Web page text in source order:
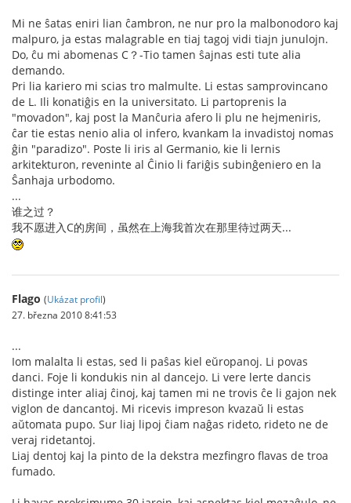
Mi ne ŝatas eniri lian ĉambron, ne nur pro la malbonodoro kaj
malpuro, ja estas malagrable en tiaj tagoj vidi tiajn junulojn.
Do, ĉu mi abomenas C？-Tio tamen ŝajnas esti tute alia
demando.
Pri lia kariero mi scias tro malmulte. Li estas samprovincano
de L. Ili konatiĝis en la universitato. Li partoprenis la
"movadon", kaj post la Manĉuria afero li plu ne hejmeniris,
ĉar tie estas nenio alia ol infero, kvankam la invadistoj nomas
ĝin "paradizo". Poste li iris al Germanio, kie li lernis
arkitekturon, reveninte al Ĉinio li fariĝis subinĝeniero en la
Ŝanhaja urbodomo.
...
谁之过？
我不愿进入C的房间，虽然在上海我首次在那里待过两天...
Flago (Ukázat profil)
27. března 2010 8:41:53
...
Iom malalta li estas, sed li paŝas kiel eŭropanoj. Li povas
danci. Foje li kondukis nin al dancejo. Li vere lerte dancis
distinge inter aliaj ĉinoj, kaj tamen mi ne trovis ĉe li gajon nek
viglon de dancantoj. Mi ricevis impreson kvazaŭ li estas
aŭtomata pupo. Sur liaj lipoj ĉiam naĝas rideto, rideto ne de
veraj ridetantoj.
Liaj dentoj kaj la pinto de la dekstra mezfingro flavas de troa
fumado.